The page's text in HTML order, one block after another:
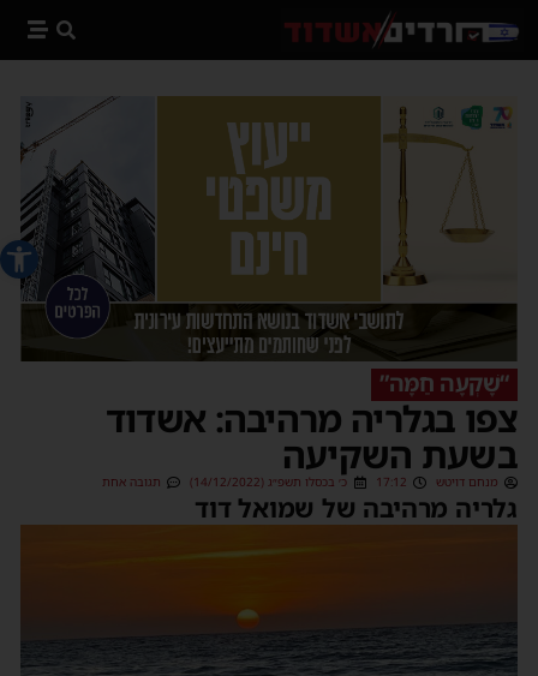
פתח
“שָׁקְעָה חַמָּה”
צפו בגלריה מרהיבה: אשדוד
בשעת השקיעה
מנחם דויטש 17:12 כ׳ בכסלו תשפ״ג (14/12/2022) תגובה אחת
גלריה מרהיבה של שמואל דוד